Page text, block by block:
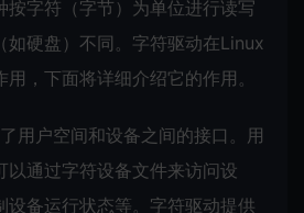
按字符（字节）为单位进行读写
如硬盘）不同。字符驱动在Linux
，下面将详细介绍它的作用。
用户空间和设备之间的接口。用
以通过字符设备文件来访问设
设备运行状态等。字符驱动提供